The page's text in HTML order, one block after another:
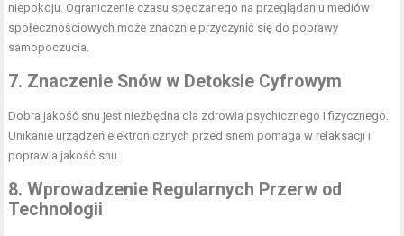
niepokoju. Ograniczenie czasu spędzanego na przeglądaniu mediów
społecznościowych może znacznie przyczynić się do poprawy
samopoczucia.
7. Znaczenie Snów w Detoksie Cyfrowym
Dobra jakość snu jest niezbędna dla zdrowia psychicznego i fizycznego.
Unikanie urządzeń elektronicznych przed snem pomaga w relaksacji i
poprawia jakość snu.
8. Wprowadzenie Regularnych Przerw od
Technologii